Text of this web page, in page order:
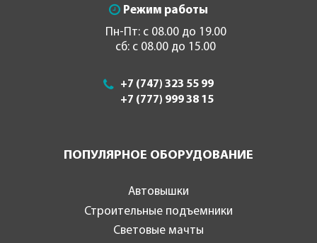
Режим работы
Пн-Пт: с 08.00 до 19.00
сб: с 08.00 до 15.00
+7 (747) 323 55 99
+7 (777) 999 38 15
ПОПУЛЯРНОЕ ОБОРУДОВАНИЕ
Автовышки
Строительные подъемники
Световые мачты